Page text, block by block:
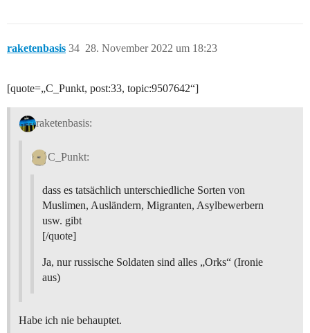
raketenbasis 28. November 2022 um 18:23
34
[quote=„C_Punkt, post:33, topic:9507642“]
raketenbasis:
C_Punkt:
dass es tatsächlich unterschiedliche Sorten von
Muslimen, Ausländern, Migranten, Asylbewerbern
usw. gibt
[/quote]
Ja, nur russische Soldaten sind alles „Orks“ (Ironie
aus)
Habe ich nie behauptet.